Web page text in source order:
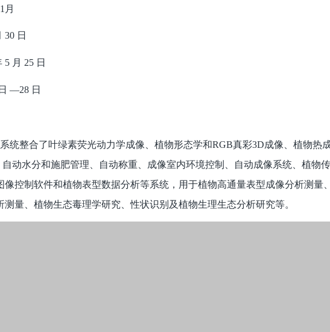
月
30 日
月 25 日
—28 日
系统整合了叶绿素荧光动力学成像、植物形态学和RGB真彩3D成像、植物热
动水分和施肥管理、自动称重、成像室内环境控制、自动成像系统、植物
控制软件和植物表型数据分析等系统，用于植物高通量表型成像分析测量
量、植物生态毒理学研究、性状识别及植物生理生态分析研究等。